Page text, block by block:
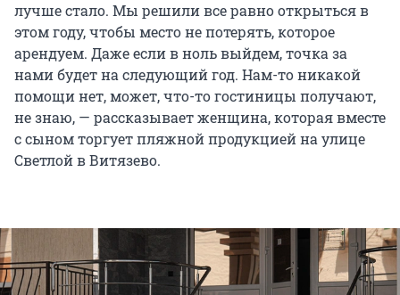
лучше стало. Мы решили все равно открыться в
этом году, чтобы место не потерять, которое
арендуем. Даже если в ноль выйдем, точка за
нами будет на следующий год. Нам-то никакой
помощи нет, может, что-то гостиницы получают,
не знаю, — рассказывает женщина, которая вместе
с сыном торгует пляжной продукцией на улице
Светлой в Витязево.